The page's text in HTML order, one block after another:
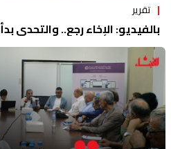
تقرير
بالفيديو: الإخاء رجع.. والتحدي بدأ